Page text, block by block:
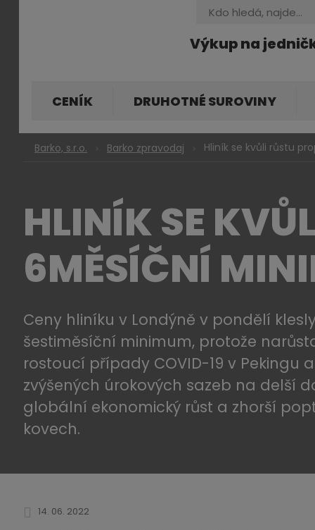
Výkup na
Vyhledávání
CENÍK DRUHOTNÉ SUROVINY
Barko, s.r.o. Barko zpravodaj Hliník se kvůli růstu
HLINÍK SE
6MĚSÍČNÍ
Ceny hliníku v Londýně v pondělí
šestiměsíční minimum, protože
rostoucí případy COVID-19 v Pekingu
zvýšených úrokových sazeb na delší
globální ekonomický růst a zhorší
kovech.
14. 06. 2022